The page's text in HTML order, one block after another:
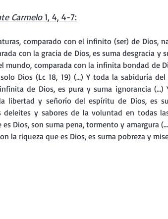
en frases breves Vídeos de interés
- Navidad Ejercicios Esp. Cuaresma
2025 Semana Santa 2024
Carmelo 1, 4, 4-7:
comparado con el infinito (ser) de Dios,
con la gracia de Dios, es suma desgracia y
mundo, comparada con la infinita bondad de
Dios (Lc 18, 19) (...) Y toda la sabiduría
de Dios, es pura y suma ignorancia
libertad y señorío del espíritu de Dios, es
y sabores de la voluntad en todas
Dios, son suma pena, tormento y amargura
la riqueza que es Dios, es suma pobreza y